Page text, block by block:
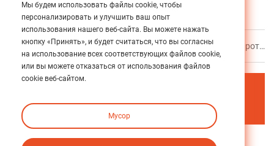
Предыдущая Нет предыдущего
Следующий Планетарные редукторы в прецизионной ротационной высечке: улучшение контроля натяжения и точности приводки печати. ​​Пример применения
содержанию
Мы будем использовать файлы cookie, чтобы
персонализировать и улучшить ваш опыт
использования нашего веб-сайта. Вы можете нажать
кнопку «Принять», и будет считаться, что вы согласны
на использование всех соответствующих файлов cookie,
или вы можете отказаться от использования файлов
cookie веб-сайтом.
Мусор